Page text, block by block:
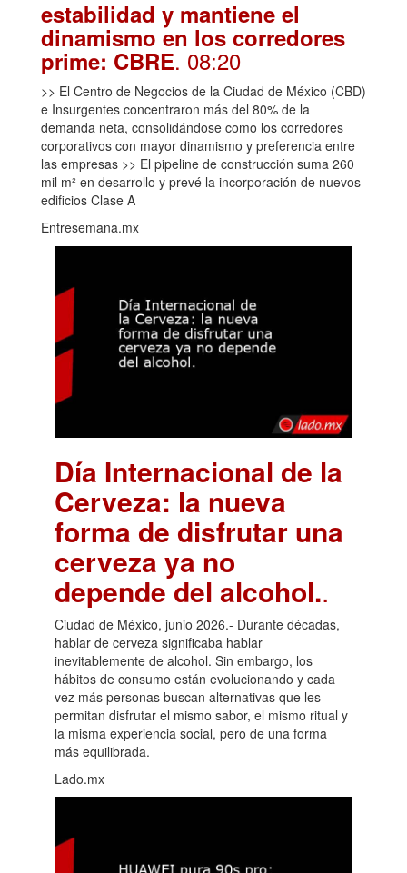
estabilidad y mantiene el
dinamismo en los corredores
prime: CBRE. 08:20
>> El Centro de Negocios de la Ciudad de México (CBD)
e Insurgentes concentraron más del 80% de la
demanda neta, consolidándose como los corredores
corporativos con mayor dinamismo y preferencia entre
las empresas >> El pipeline de construcción suma 260
mil m² en desarrollo y prevé la incorporación de nuevos
edificios Clase A
Entresemana.mx
Día Internacional de la
Cerveza: la nueva
forma de disfrutar una
cerveza ya no
depende del alcohol..
Ciudad de México, junio 2026.- Durante décadas,
hablar de cerveza significaba hablar
inevitablemente de alcohol. Sin embargo, los
hábitos de consumo están evolucionando y cada
vez más personas buscan alternativas que les
permitan disfrutar el mismo sabor, el mismo ritual y
la misma experiencia social, pero de una forma
más equilibrada.
Lado.mx